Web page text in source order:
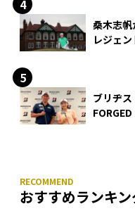
桑木志
レジェ
ブリヂ
おすすめランキ